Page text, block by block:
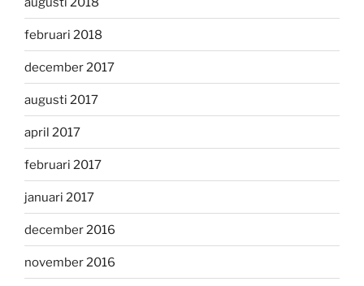
februari 2018
december 2017
augusti 2017
april 2017
februari 2017
januari 2017
december 2016
november 2016